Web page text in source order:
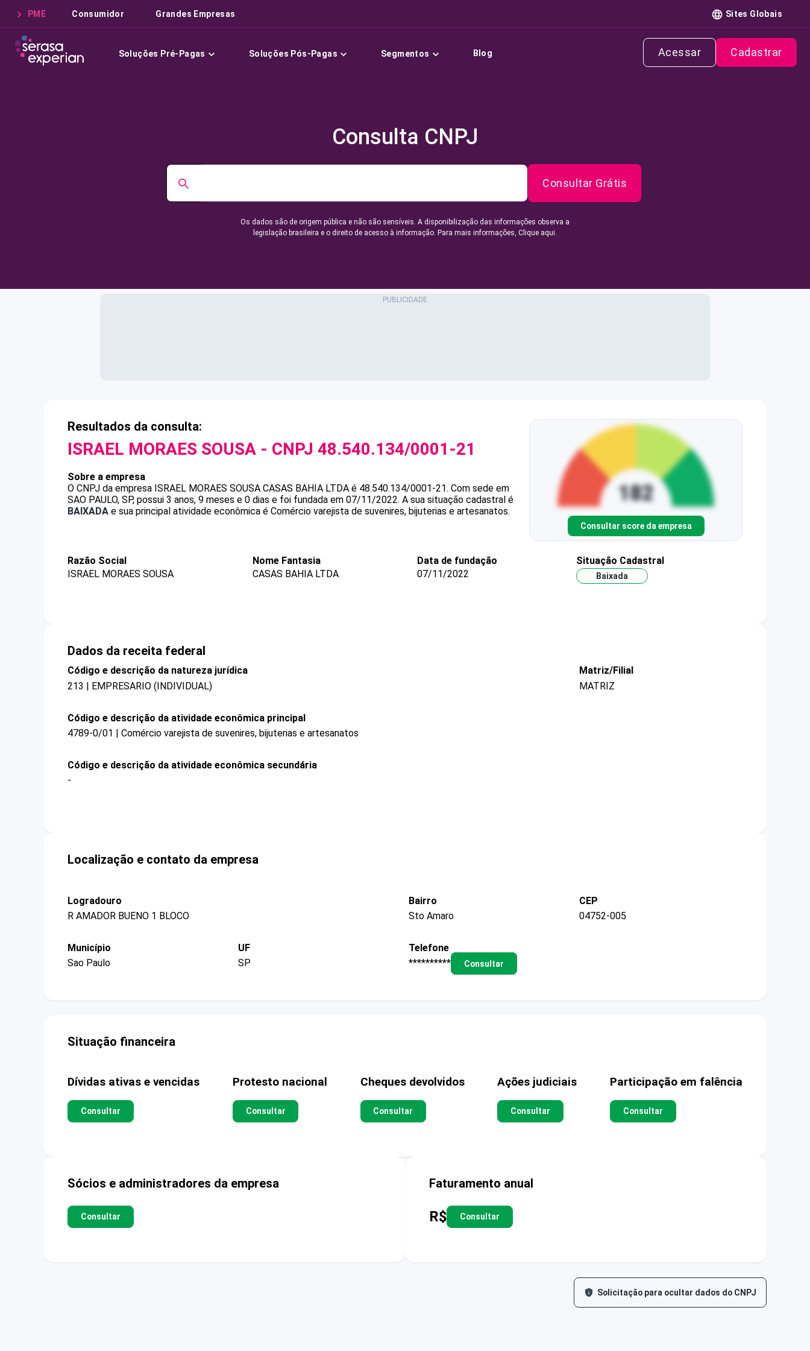
PME Consumidor Grandes Empresas Sites Globais
Soluções Pré-Pagas Soluções Pós-Pagas Segmentos Blog Acessar Cadastrar
Consulta CNPJ
Consultar Grátis
Os dados são de origem pública e não são sensíveis. A disponibilização das informações observa a
legislação brasileira e o direito de acesso à informação. Para mais informações, Clique aqui.
Resultados da consulta:
ISRAEL MORAES SOUSA - CNPJ 48.540.134/0001-21
Sobre a empresa
O CNPJ da empresa ISRAEL MORAES SOUSA CASAS BAHIA LTDA é 48.540.134/0001-21. Com sede em
SAO PAULO, SP, possui 3 anos, 9 meses e 0 dias e foi fundada em 07/11/2022. A sua situação cadastral é
BAIXADA e sua principal atividade econômica é Comércio varejista de suvenires, bijuterias e artesanatos.
Consultar score da empresa
Razão Social
ISRAEL MORAES SOUSA
Nome Fantasia
CASAS BAHIA LTDA
Data de fundação
07/11/2022
Situação Cadastral
Baixada
Dados da receita federal
Código e descrição da natureza jurídica
213 | EMPRESARIO (INDIVIDUAL)
Matriz/Filial
MATRIZ
Código e descrição da atividade econômica principal
4789-0/01 | Comércio varejista de suvenires, bijuterias e artesanatos
Código e descrição da atividade econômica secundária
-
Localização e contato da empresa
Logradouro
R AMADOR BUENO 1 BLOCO
Bairro
Sto Amaro
CEP
04752-005
Município
Sao Paulo
UF
SP
Telefone
**********
Consultar
Situação financeira
Dívidas ativas e vencidas
Consultar
Protesto nacional
Consultar
Cheques devolvidos
Consultar
Ações judiciais
Consultar
Participação em falência
Consultar
Sócios e administradores da empresa
Consultar
Faturamento anual
R$ Consultar
Solicitação para ocultar dados do CNPJ